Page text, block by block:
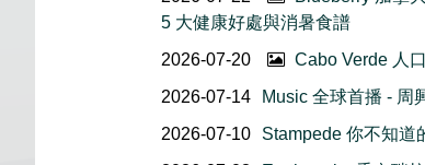
5 大健康好處與消暑食譜
2026-07-20
Cabo Verde 人
2026-07-14
Music 全球首播 - 周
2026-07-10
Stampede 你不知道